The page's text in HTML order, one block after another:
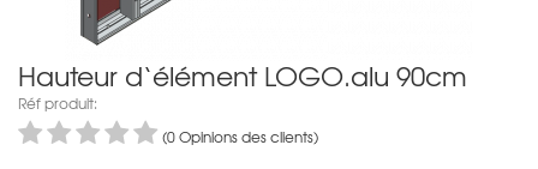
Hauteur d‘élément LOGO.alu 90cm
Réf produit:
(0 Opinions des clients)